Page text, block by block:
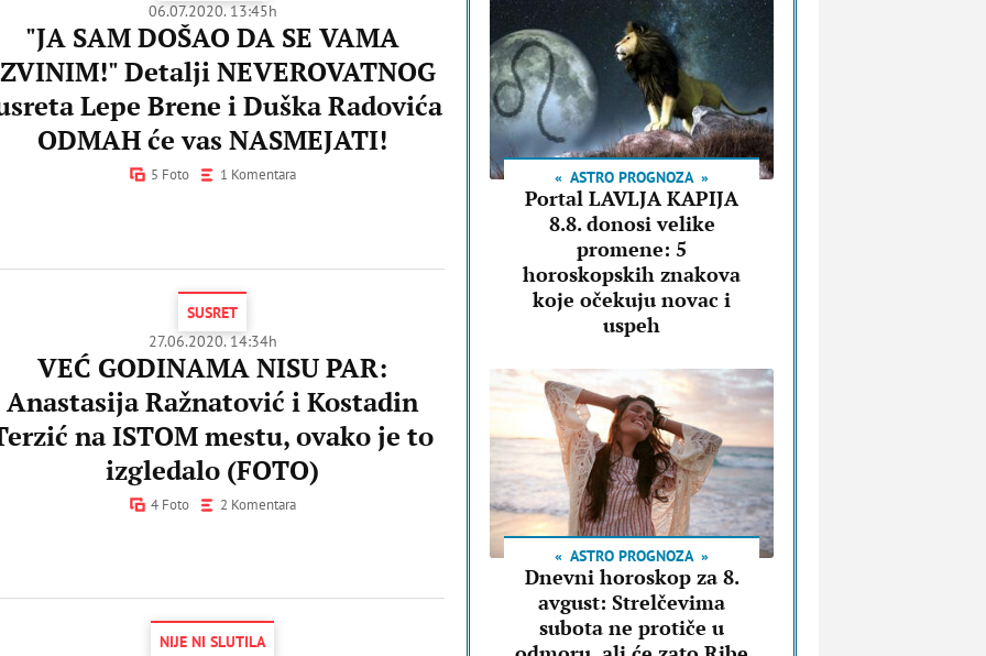
06.07.2020. 13:45h
"JA SAM DOŠAO DA SE VAMA
Detalji NEVEROVATNOG
Lepe Brene i Duška Radovića
ODMAH će vas NASMEJATI!
5 Foto 1 Komentara
SUSRET
27.06.2020. 14:34h
VEĆ GODINAMA NISU PAR:
Anastasija Ražnatović i Kostadin
na ISTOM mestu, ovako je to
izgledalo (FOTO)
4 Foto 2 Komentara
NIJE NI SLUTILA
ASTRO PROGNOZA
Portal LAVLJA KAPIJA
8.8. donosi velike
promene: 5
horoskopskih znakova
koje očekuju novac i
uspeh
ASTRO PROGNOZA
Dnevni horoskop za 8.
avgust: Strelčevima
subota ne protiče u